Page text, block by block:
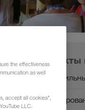
Продукты
the effectiveness
as well
accept all cookies",
LLC.